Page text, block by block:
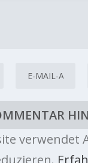
verwendet